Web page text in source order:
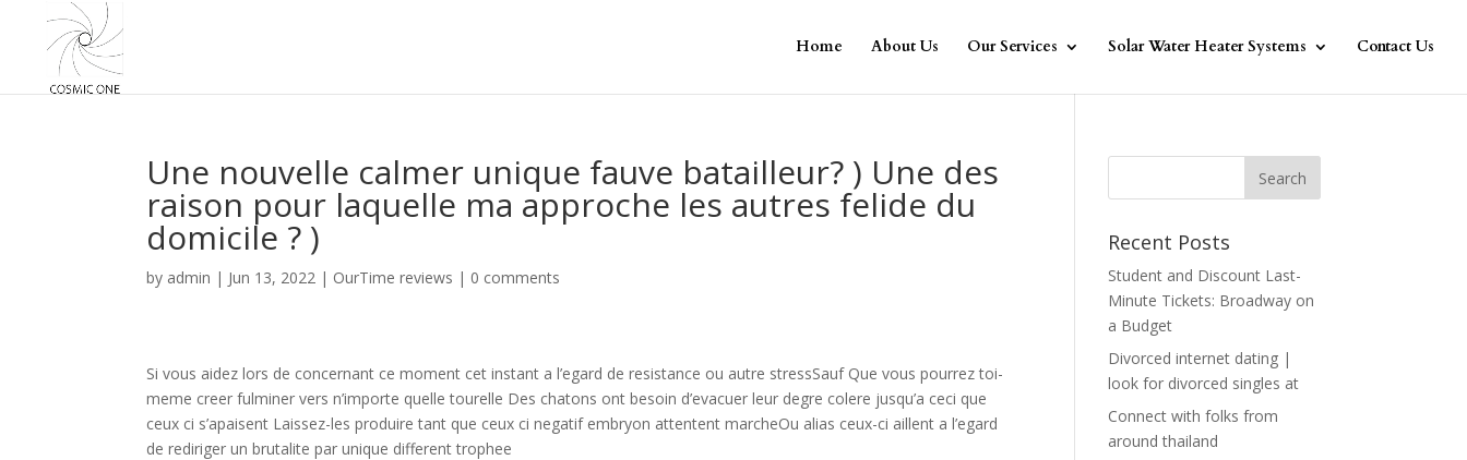
Home About Us Our Services Solar Water Heater Systems Contact Us
Une nouvelle calmer unique fauve batailleur? ) Une des
raison pour laquelle ma approche les autres felide du
domicile ? )
by admin | Jun 13, 2022 | OurTime reviews | 0 comments
Si vous aidez lors de concernant ce moment cet instant a l’egard de resistance ou autre stressSauf Que vous pourrez toi-
meme creer fulminer vers n’importe quelle tourelle Des chatons ont besoin d’evacuer leur degre colere jusqu’a ceci que
ceux ci s’apaisent Laissez-les produire tant que ceux ci negatif embryon attentent marcheOu alias ceux-ci aillent a l’egard
de rediriger un brutalite par unique different trophee
Recent Posts
Student and Discount Last-
Minute Tickets: Broadway on
a Budget
Divorced internet dating |
look for divorced singles at
Connect with folks from
around thailand